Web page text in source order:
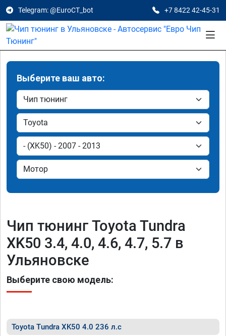
Telegram: @EuroCT_bot +7 8422 42-45-31
Выберите ваш авто:
Чип тюнинг Toyota Tundra
XK50 3.4, 4.0, 4.6, 4.7, 5.7 в
Ульяновске
Выберите свою модель:
Toyota Tundra XK50 4.0 236 л.с